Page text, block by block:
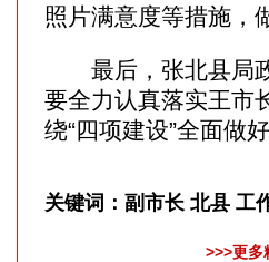
照片满意度等措施，
最后，张北县局政
要全力认真落实王市
绕“四项建设”全面做
关键词： 副市长 北县 工
>>>更多